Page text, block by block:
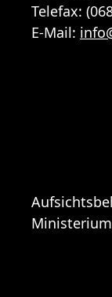
Telefax:
E-Mail: info